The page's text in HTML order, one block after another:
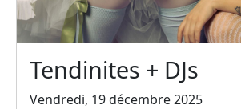
Tendinites + DJs
Vendredi, 19 décembre 2025